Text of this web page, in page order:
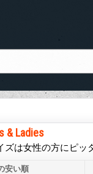
& Ladies
ズは女性の方にピッ
安い順